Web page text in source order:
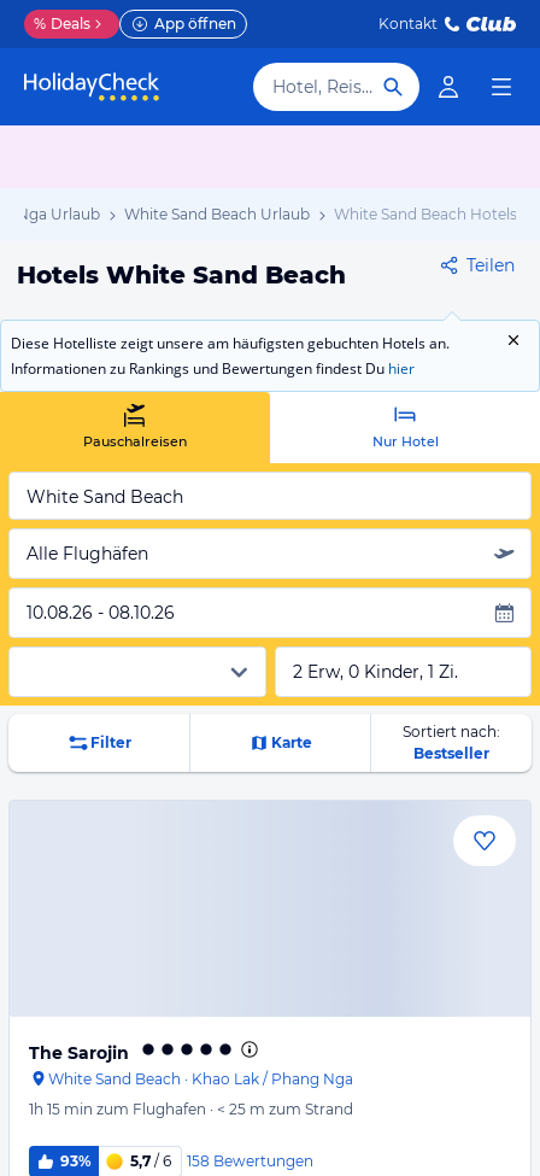
% Deals App öffnen Kontakt
Hotel, Reiseziel
Nga Urlaub White Sand Beach Urlaub White Sand Beach Hotels
Hotels White Sand Beach Teilen
Diese Hotelliste zeigt unsere am häufigsten gebuchten Hotels an.
Informationen zu Rankings und Bewertungen findest Du hier
Pauschalreisen Nur Hotel
White Sand Beach
Alle Flughäfen
10.08.26 - 08.10.26
2 Erw, 0 Kinder, 1 Zi.
Filter Karte
Sortiert nach:
Bestseller
The Sarojin
White Sand Beach · Khao Lak / Phang Nga
1h 15 min zum Flughafen · < 25 m zum Strand
93% 5,7 / 6 158 Bewertungen